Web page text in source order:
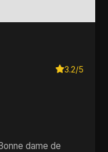
3.2/5
dame de